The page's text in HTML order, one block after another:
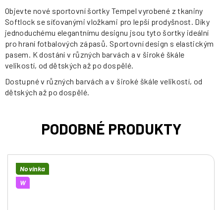
Objevte nové sportovní šortky Tempel vyrobené z tkaniny
Softlock se síťovanými vložkami pro lepší prodyšnost. Díky
jednoduchému elegantnímu designu jsou tyto šortky ideální
pro hraní fotbalových zápasů. Sportovní design s elastickým
pasem. K dostání v různých barvách a v široké škále
velikostí, od dětských až po dospělé.
Dostupné v různých barvách a v široké škále velikostí, od
dětských až po dospělé.
Novinka
W